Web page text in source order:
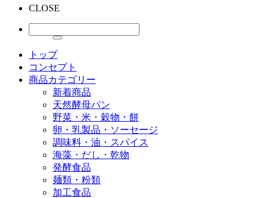
CLOSE
トップ
コンセプト
商品カテゴリー
新着商品
天然酵母パン
野菜・米・穀物・餅
卵・乳製品・ソーセージ
調味料・油・スパイス
海藻・だし・乾物
発酵食品
麺類・粉類
加工食品